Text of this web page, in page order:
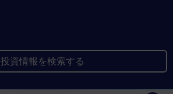
投資情報を検索する